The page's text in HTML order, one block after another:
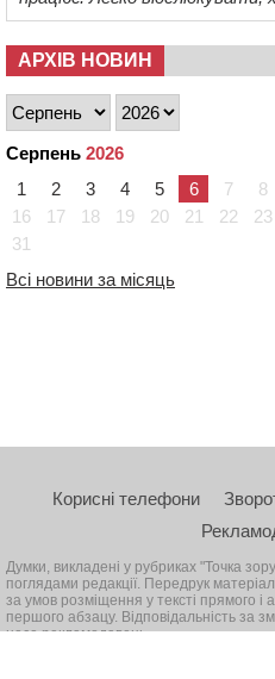
АРХІВ НОВИН
Серпень 2026
1
2 3 4 5 6 7 8
16
17 18 19 20 21 22 23
31
Всі новини за місяць
Корисні телефони
Думки, викладені у рубриках "Точка
поглядами редакції. Передрук
за умов розміщення у тексті прямого і
першого абзацу. Відповідальність за
несе рекламодавець